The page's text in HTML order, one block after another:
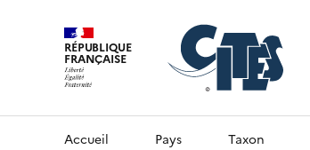
RÉPUBLIQUE
FRANÇAISE
Accueil Pays Taxon